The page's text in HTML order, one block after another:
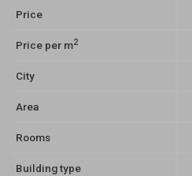
Price
Price per m2
City
Area
Rooms
Building type